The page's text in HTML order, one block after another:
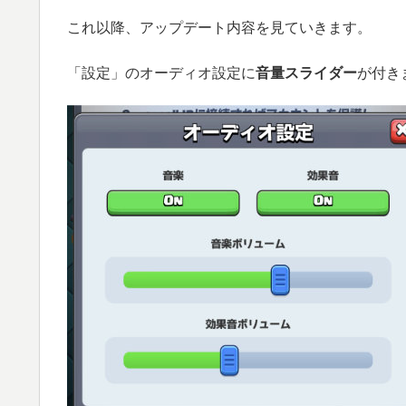
これ以降、アップデート内容を見ていきます。
「設定」のオーディオ設定に音量スライダーが付き